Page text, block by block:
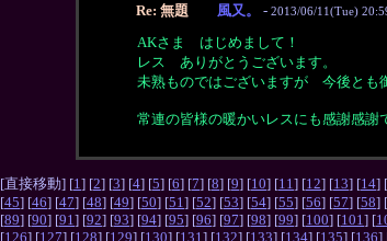
Re: 無題 風又。 - 2013/06/11(Tue)
AKさま はじめまして！
レス ありがとうございます。
未熟ものではございますが 今後とも
常連の皆様の暖かいレスにも感謝感謝
[直接移動] [1] [2] [3] [4] [5] [6] [7] [8] [9] [10] [11] [12] [13] [14] [
[45] [46] [47] [48] [49] [50] [51] [52] [53] [54] [55] [56] [57] [58] [
[89] [90] [91] [92] [93] [94] [95] [96] [97] [98] [99] [100] [101] [
[126] [127] [128] [129] [130] [131 ] [132] [133] [134] [135] [136]